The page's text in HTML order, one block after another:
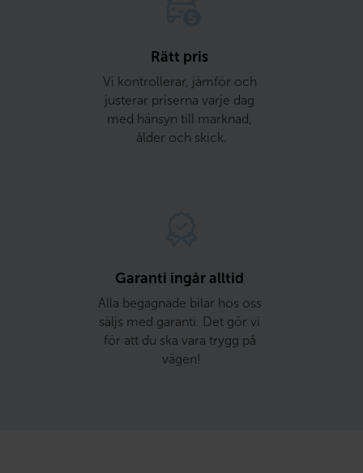
Rätt pris
Vi kontrollerar, jämför och
justerar priserna varje dag
med hänsyn till marknad,
ålder och skick.
Garanti ingår alltid
Alla begagnade bilar hos oss
säljs med garanti. Det gör vi
för att du ska vara trygg på
vägen!